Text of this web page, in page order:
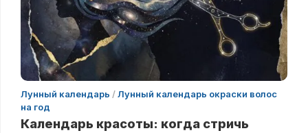
Лунный календарь /Лунный календарь окраски волос
на год
Календарь красоты: когда стричь